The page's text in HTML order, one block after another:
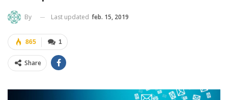
By Last updated feb. 15, 2019
1
865
Share